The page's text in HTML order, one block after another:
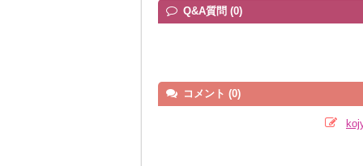
Q&A質問 (0)
コメント (0)